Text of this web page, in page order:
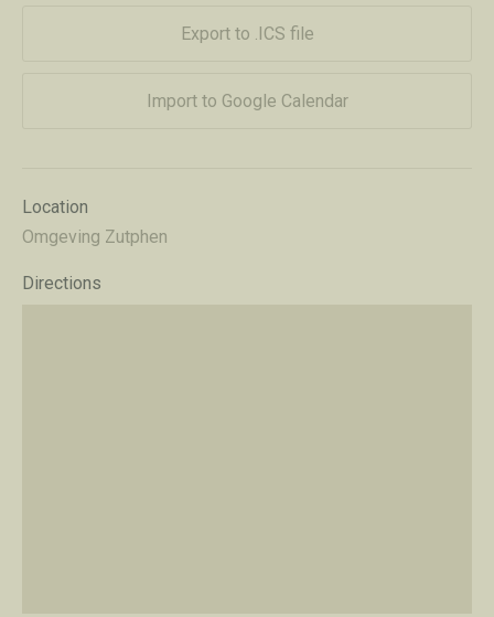
Export to .ICS file
Import to Google Calendar
Location
Omgeving Zutphen
Directions